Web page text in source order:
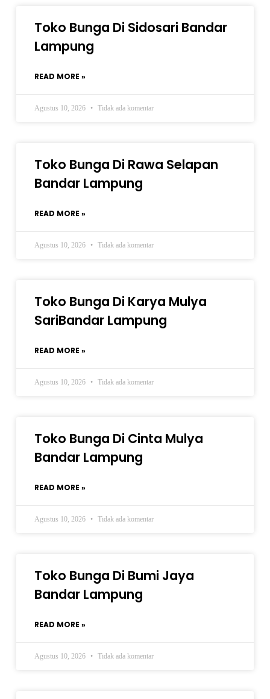
Toko Bunga Di Sidosari Bandar
Lampung
READ MORE »
Agustus 10, 2026 Tidak ada komentar
Toko Bunga Di Rawa Selapan
Bandar Lampung
READ MORE »
Agustus 10, 2026 Tidak ada komentar
Toko Bunga Di Karya Mulya
SariBandar Lampung
READ MORE »
Agustus 10, 2026 Tidak ada komentar
Toko Bunga Di Cinta Mulya
Bandar Lampung
READ MORE »
Agustus 10, 2026 Tidak ada komentar
Toko Bunga Di Bumi Jaya
Bandar Lampung
READ MORE »
Agustus 10, 2026 Tidak ada komentar